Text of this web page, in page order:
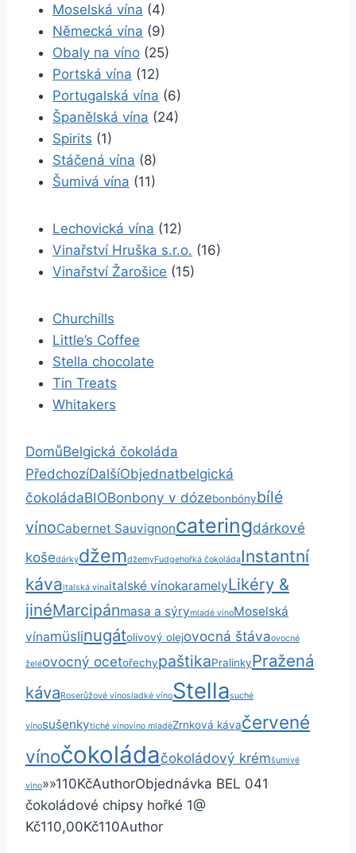
Moselská vína (4)
Německá vína (9)
Obaly na víno (25)
Portská vína (12)
Portugalská vína (6)
Španělská vína (24)
Spirits (1)
Stáčená vína (8)
Šumivá vína (11)
Lechovická vína (12)
Vinařství Hruška s.r.o. (16)
Vinařství Žarošice (15)
Churchills
Little’s Coffee
Stella chocolate
Tin Treats
Whitakers
DomůBelgická čokoláda
PředchozíDalšíObjednatbelgická
čokoládaBIOBonbony v dózebonbónybílé
vínoCabernet Sauvignoncateringdárkové
košedárkydžemdžemyFudgehořká čokoládaInstantní
kávaitalská vínaitalské vínokaramelyLikéry &
jinéMarcipánmasa a sýrymladé vínoMoselská
vínamüslinugátolivový olejovocná štávaovocné
želéovocný ocetořechypaštikaPralinkyPražená
kávaRoserůžové vínosladké vínoStellasuché
vínosušenkytiché vínovíno mladéZrnková kávačervené
vínočokoládačokoládový krémšumivé
víno»»110KčAuthorObjednávka BEL 041
čokoládové chipsy hořké 1@
Kč110,00Kč110Author